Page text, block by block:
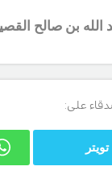
بن صالح
على:
تويتر